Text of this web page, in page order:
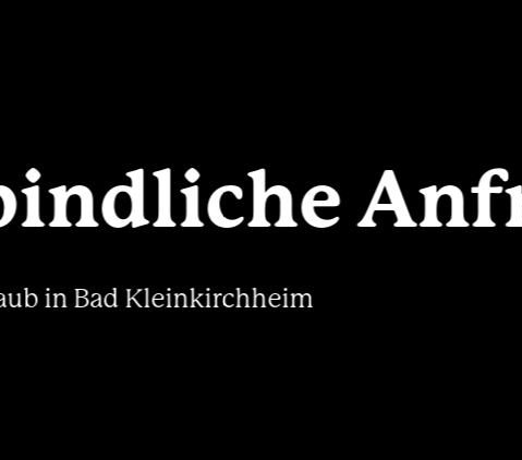
in Bad Kleinkirchheim